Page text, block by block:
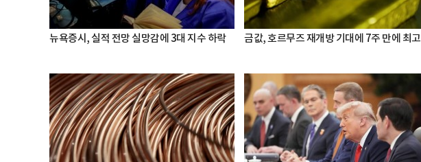
뉴욕증시, 실적 전망 실망감에 3대 지수 하락 금값, 호르무즈 재개방 기대에 7주 만에 최고